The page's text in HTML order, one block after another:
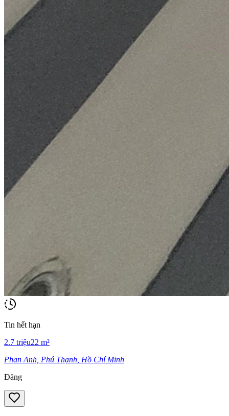
Tin hết hạn
2.7 triệu22 m²
Phan Anh, Phú Thạnh, Hồ Chí Minh
Đăng